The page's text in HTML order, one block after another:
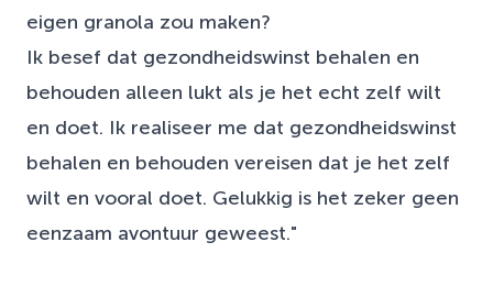
eigen granola zou maken?
Ik besef dat gezondheidswinst behalen en
behouden alleen lukt als je het echt zelf wilt
en doet. Ik realiseer me dat gezondheidswinst
behalen en behouden vereisen dat je het zelf
wilt en vooral doet. Gelukkig is het zeker geen
eenzaam avontuur geweest."